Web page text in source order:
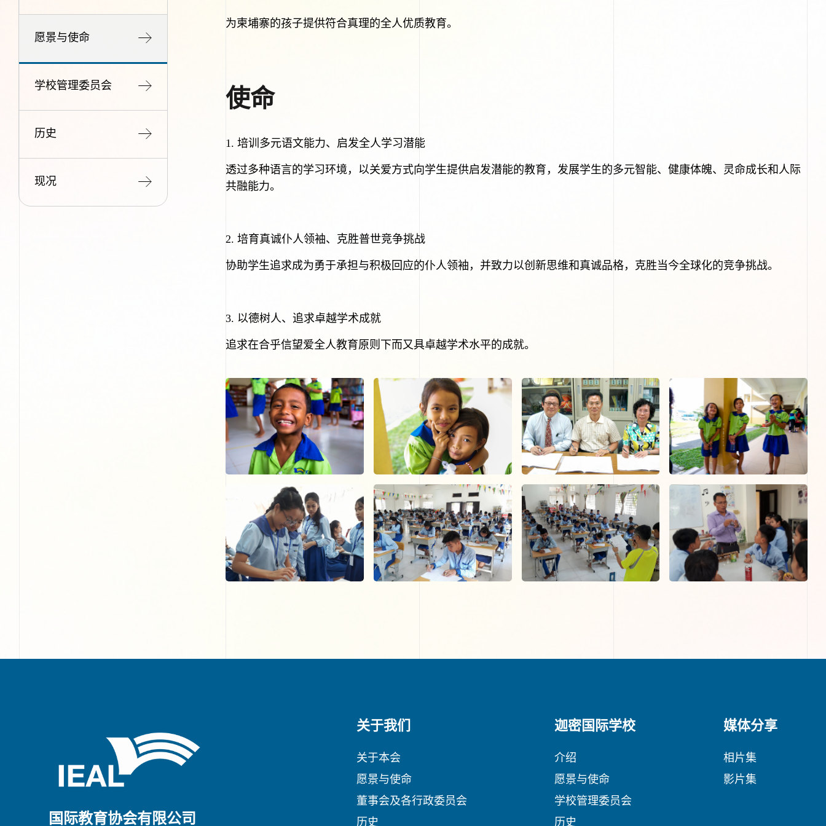
愿景与使命
学校管理委员会
历史
现况
为柬埔寨的孩子提供符合真理的全人优质教育。
使命
1. 培训多元语文能力、启发全人学习潜能
透过多种语言的学习环境，以关爱方式向学生提供启发潜能的教育，发展学生的多元智能、健康体魄、灵命成长和人际
共融能力。
2. 培育真诚仆人领袖、克胜普世竞争挑战
协助学生追求成为勇于承担与积极回应的仆人领袖，并致力以创新思维和真诚品格，克胜当今全球化的竞争挑战。
3. 以德树人、追求卓越学术成就
追求在合乎信望爱全人教育原则下而又具卓越学术水平的成就。
国际教育协会有限公司
关于我们
关于本会
愿景与使命
董事会及各行政委员会
历史
迦密国际学校
介绍
愿景与使命
学校管理委员会
历史
媒体分享
相片集
影片集